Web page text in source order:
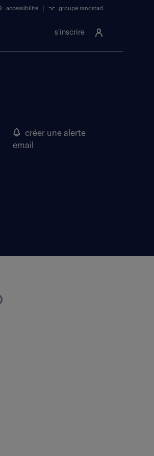
s'inscrire
accessibilité groupe randstad
créer une alerte
email